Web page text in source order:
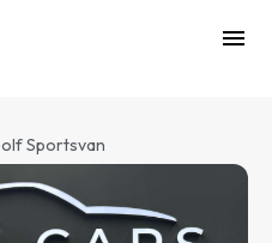
Sportsvan